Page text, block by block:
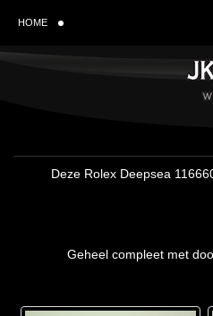
HOME
Deze Rolex Deepsea
Geheel compleet met